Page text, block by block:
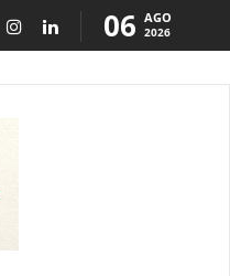
06 AGO
2026